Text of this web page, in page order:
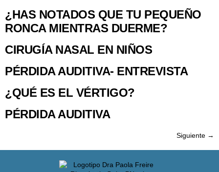
¿HAS NOTADOS QUE TU PEQUEÑO
RONCA MIENTRAS DUERME?
CIRUGÍA NASAL EN NIÑOS
PÉRDIDA AUDITIVA- ENTREVISTA
¿QUÉ ES EL VÉRTIGO?
PÉRDIDA AUDITIVA
Siguiente →